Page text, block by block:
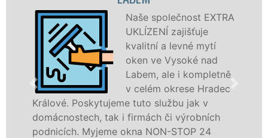
společnost EXTRA
zajišťuje
a levné mytí
ve Vysoké nad
ale i kompletně
okrese Hradec
službu jak v
či výrobních
STOP 24
dřevěná okna a dveře.
kompletní a kvalitní
okrese Hradec Králové